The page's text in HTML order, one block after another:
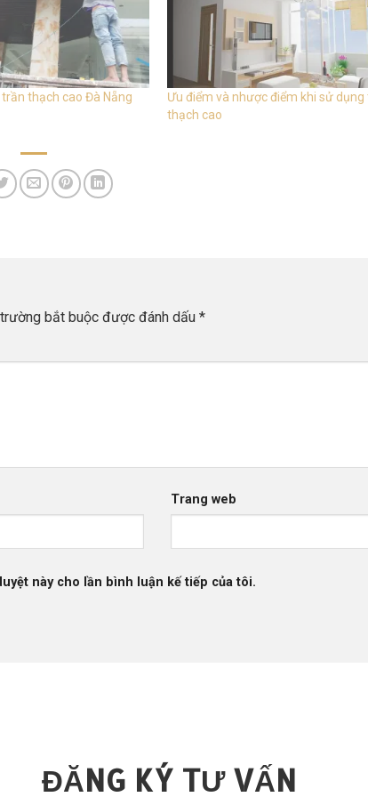
thạch cao Đà Nẵng
Ưu điểm và nhược điểm khi sử dụng
thạch cao
bắt buộc được đánh dấu *
Trang web
này cho lần bình luận kế tiếp của tôi.
ĐĂNG KÝ TƯ VẤN